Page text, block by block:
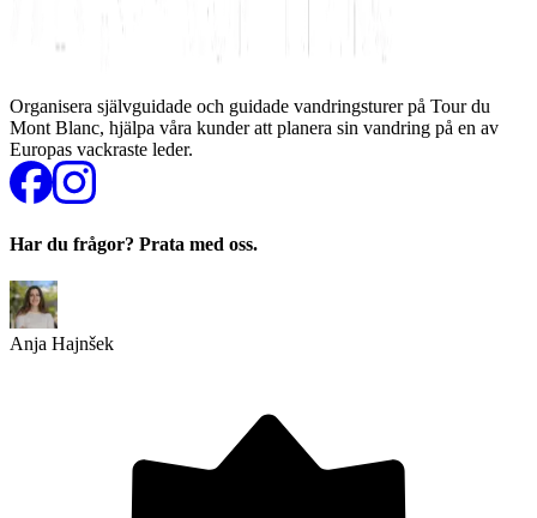
Organisera självguidade och guidade vandringsturer på Tour du
Mont Blanc, hjälpa våra kunder att planera sin vandring på en av
Europas vackraste leder.
Har du frågor? Prata med oss.
Anja Hajnšek